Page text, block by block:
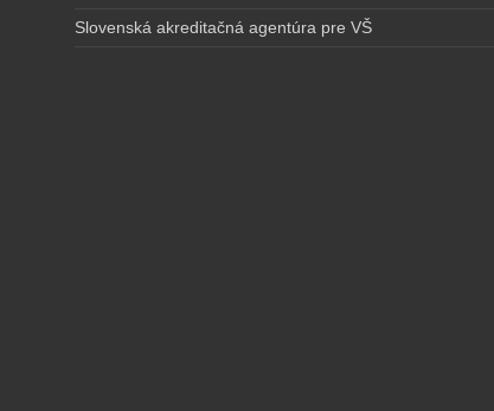
Slovenská akreditačná agentúra pre VŠ